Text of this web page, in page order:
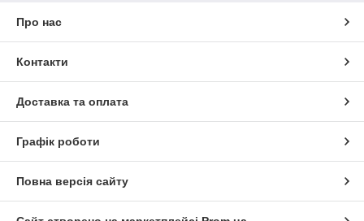
Про нас
Контакти
Доставка та оплата
Графік роботи
Повна версія сайту